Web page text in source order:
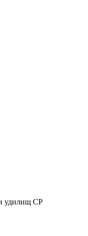
удилищ СР